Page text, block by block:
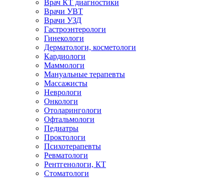
Врач КТ диагностики
Врачи УВТ
Врачи УЗД
Гастроэнтерологи
Гинекологи
Дерматологи, косметологи
Кардиологи
Маммологи
Мануальные терапевты
Массажисты
Неврологи
Онкологи
Отоларингологи
Офтальмологи
Педиатры
Проктологи
Психотерапевты
Ревматологи
Рентгенологи, КТ
Стоматологи